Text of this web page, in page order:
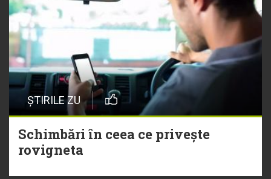
ȘTIRILE ZU
Schimbări în ceea ce privește
rovigneta